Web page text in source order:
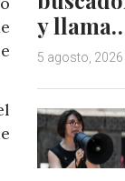
y
5 agosto, 2026